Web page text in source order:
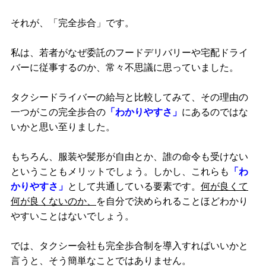
それが、「完全歩合」です。
私は、若者がなぜ委託のフードデリバリーや宅配ドライ
バーに従事するのか、常々不思議に思っていました。
タクシードライバーの給与と比較してみて、その理由の
一つがこの完全歩合の 「わかりやすさ」 にあるのではな
いかと思い至りました。
もちろん、服装や髪形が自由とか、誰の命令も受けない
ということもメリットでしょう。しかし、これらも
「わ
かりやすさ」 として共通している要素です。 何が良くて
何が良くないのか、
を自分で決められることほどわかり
やすいことはないでしょう。
では、タクシー会社も完全歩合制を導入すればいいかと
言うと、そう簡単なことではありません。